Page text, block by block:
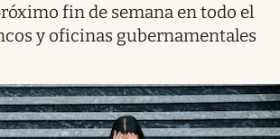
fin de semana en todo el
y oficinas gubernamentales